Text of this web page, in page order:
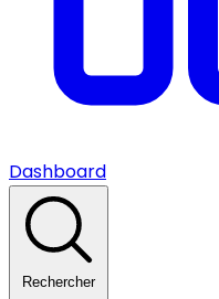
Dashboard
Rechercher